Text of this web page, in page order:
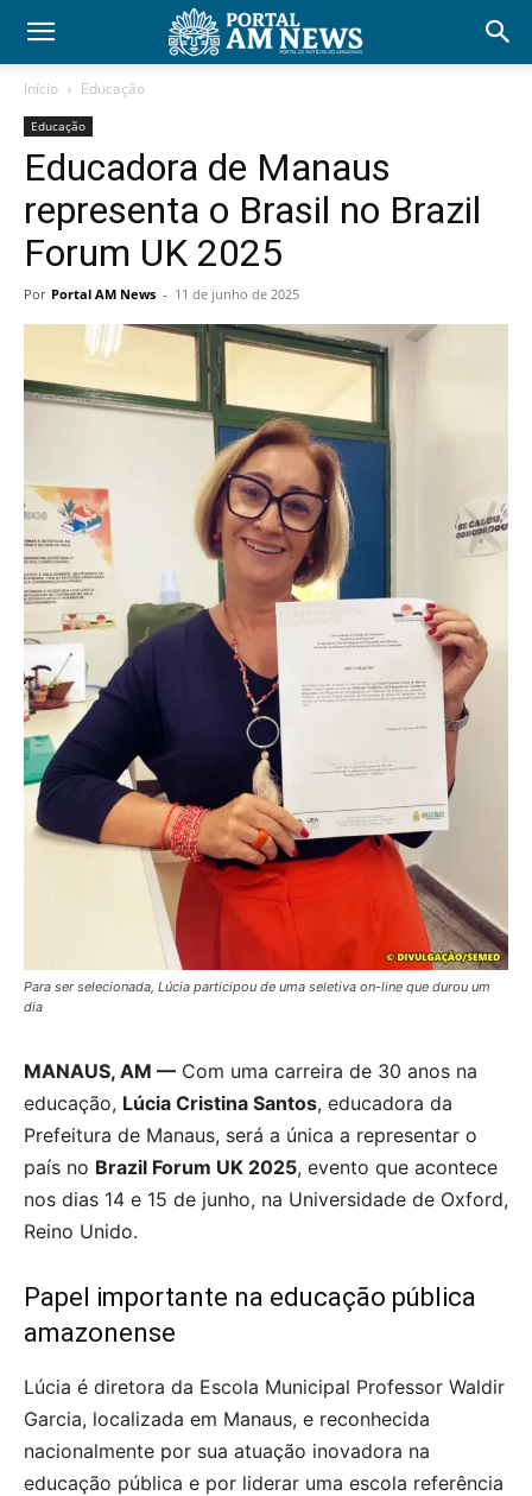
Início Educação
Educação
Educadora de Manaus
representa o Brasil no Brazil
Forum UK 2025
Por Portal AM News - 11 de junho de 2025
Para ser selecionada, Lúcia participou de uma seletiva on-line que durou um
dia
MANAUS, AM — Com uma carreira de 30 anos na
educação, Lúcia Cristina Santos, educadora da
Prefeitura de Manaus, será a única a representar o
país no Brazil Forum UK 2025, evento que acontece
nos dias 14 e 15 de junho, na Universidade de Oxford,
Reino Unido.
Papel importante na educação pública
amazonense
Lúcia é diretora da Escola Municipal Professor Waldir
Garcia, localizada em Manaus, e reconhecida
nacionalmente por sua atuação inovadora na
educação pública e por liderar uma escola referência